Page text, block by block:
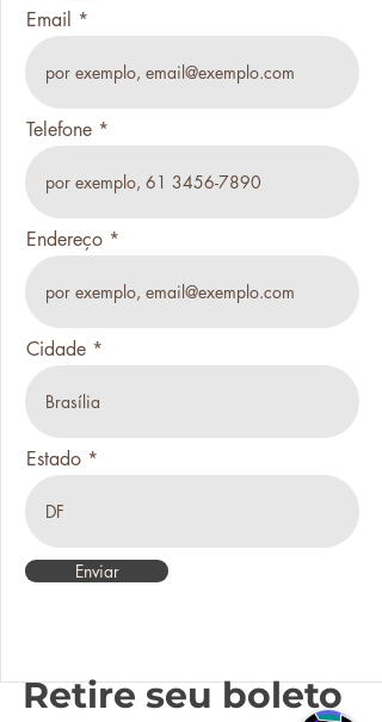
Email
Telefone
Endereço
Cidade
Estado
Enviar
Retire seu boleto